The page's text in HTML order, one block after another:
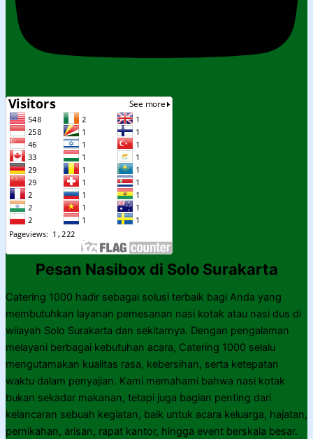
Pesan Nasibox di Solo Surakarta
Catering 1000 hadir sebagai solusi terbaik bagi Anda yang
membutuhkan layanan pemesanan nasi kotak atau nasi dus di
wilayah Solo Surakarta dan sekitarnya. Dengan pengalaman
melayani berbagai kebutuhan acara, Catering 1000 selalu
mengutamakan kualitas rasa, kebersihan, serta ketepatan
waktu dalam penyajian. Kami memahami bahwa nasi kotak
bukan sekadar makanan, tetapi juga bagian penting dari
kelancaran sebuah kegiatan, baik untuk acara keluarga, hajatan,
pernikahan, arisan, rapat kantor, hingga event berskala besar.